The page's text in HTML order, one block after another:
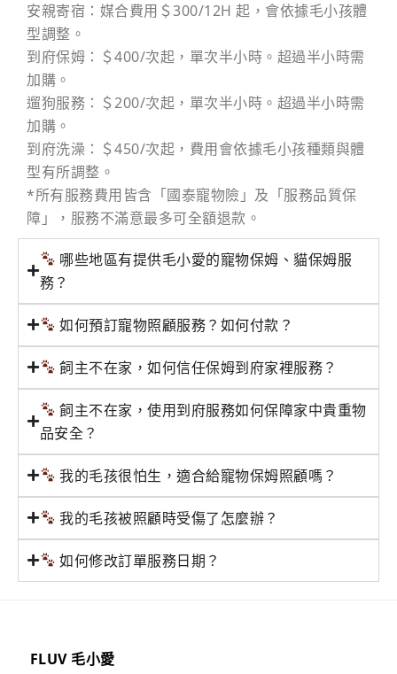
安親寄宿：媒合費用＄300/12H 起，會依據毛小孩體
型調整。
到府保姆：＄400/次起，單次半小時。超過半小時需
加購。
遛狗服務：＄200/次起，單次半小時。超過半小時需
加購。
到府洗澡：＄450/次起，費用會依據毛小孩種類與體
型有所調整。
*所有服務費用皆含「國泰寵物險」及「服務品質保
障」，服務不滿意最多可全額退款。
哪些地區有提供毛小愛的寵物保姆、貓保姆服
務？
如何預訂寵物照顧服務？如何付款？
飼主不在家，如何信任保姆到府家裡服務？
飼主不在家，使用到府服務如何保障家中貴重物
品安全？
我的毛孩很怕生，適合給寵物保姆照顧嗎？
我的毛孩被照顧時受傷了怎麼辦？
如何修改訂單服務日期？
FLUV 毛小愛